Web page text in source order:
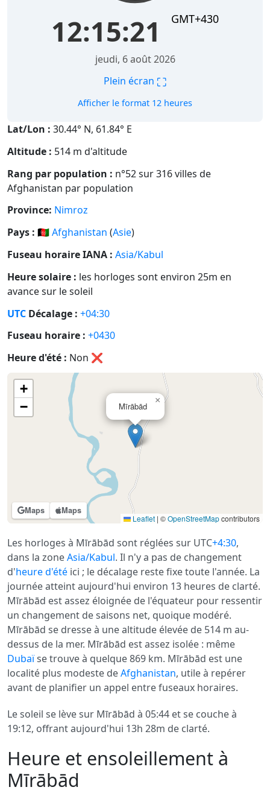
12:15:22 GMT+430
jeudi, 6 août 2026
Plein écran ⛶
Afficher le format 12 heures
Lat/Lon : 30.44° N, 61.84° E
Altitude : 514 m d'altitude
Rang par population : n°52 sur 316 villes de
Afghanistan par population
Province: Nimroz
Pays : 🇦🇫Afghanistan (Asie)
Fuseau horaire IANA : Asia/Kabul
Heure solaire : les horloges sont environ 25m en
avance sur le soleil
UTC Décalage : +04:30
Fuseau horaire : +0430
Heure d'été : Non ❌
Maps Maps
Mīrābād
×
+
−
Leaflet | ©OpenStreetMapcontributors
Les horloges à Mīrābād sont réglées sur UTC+4:30,
dans la zoneAsia/Kabul. Il n'y a pas de changement
d'heure d'été ici ; le décalage reste fixe toute l'année. La
journée atteint aujourd'hui environ 13 heures de clarté.
Mīrābād est assez éloignée de l'équateur pour ressentir
un changement de saisons net, quoique modéré.
Mīrābād se dresse à une altitude élevée de 514 m au-
dessus de la mer. Mīrābād est assez isolée : même
Dubaïse trouve à quelque 869 km. Mīrābād est une
localité plus modeste deAfghanistan, utile à repérer
avant de planifier un appel entre fuseaux horaires.
Le soleil se lève sur Mīrābād à 05:44 et se couche à
19:12, offrant aujourd'hui 13h 28m de clarté.
Heure et ensoleillement à
Mīrābād